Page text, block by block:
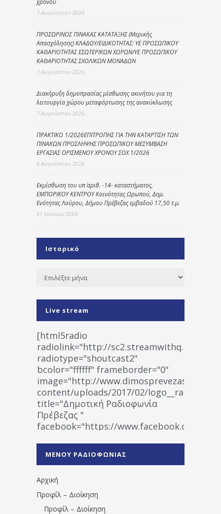
7 Αυγούστου 2026
ΠΡΟΣΩΡΙΝΟΣ ΠΙΝΑΚΑΣ ΚΑΤΑΤΑΞΗΣ (Μερικής
Απασχόλησης) ΚΛΑΔΟΥ/ΕΙΔΙΚΟΤΗΤΑΣ: ΥΕ ΠΡΟΣΩΠΙΚΟΥ
ΚΑΘΑΡΙΟΤΗΤΑΣ ΕΣΩΤΕΡΙΚΩΝ ΧΩΡΩΝ/ΥΕ ΠΡΟΣΩΠΙΚΟΥ
ΚΑΘΑΡΙΟΤΗΤΑΣ ΣΧΟΛΙΚΩΝ ΜΟΝΑΔΩΝ
7 Αυγούστου 2026
Διακήρυξη δημοπρασίας μίσθωσης ακινήτου για τη
λειτουργία χώρου μεταφόρτωσης της ανακύκλωσης
7 Αυγούστου 2026
ΠΡΑΚΤΙΚΟ 1/2026ΕΠΙΤΡΟΠΗΣ ΓΙΑ ΤΗΝ ΚΑΤΑΡΤΙΣΗ ΤΩΝ
ΠΙΝΑΚΩΝ ΠΡΟΣΛΗΨΗΣ ΠΡΟΣΩΠΙΚΟΥ ΜΕΣΥΜΒΑΣΗ
ΕΡΓΑΣΙΑΣ ΟΡΙΣΜΕΝΟΥ ΧΡΟΝΟΥ ΣΟΧ 1/2026
6 Αυγούστου 2026
Εκμίσθωση του υπ΄ αριθ. -14- καταστήματος,
ΕΜΠΟΡΙΚΟΥ ΚΕΝΤΡΟΥ Κοινότητας Ωρωπού, Δημ.
Ενότητας Λούρου, Δήμου Πρέβεζας εμβαδού 17,50 τ.μ.
31 Ιουλίου 2026
Ιστορικό
Ιστορικό
Live stream
[html5radio
radiolink="http://
radiotype="shoutcast2"
bcolor="ffffff" frameborder="0"
image="http://www.dimosprevezas.gr/wp-
content/uploads/2017/02/
title="Δημοτική Ραδιοφωνία
Πρέβεζας "
facebook="https://www.facebook.com/
1531194763766854/" artist="" ]
ΜΕΝΟΥ ΡΑΔΙΟΦΩΝΙΑΣ
Αρχική
Προφίλ – Διοίκηση
Προφίλ – Διοίκηση